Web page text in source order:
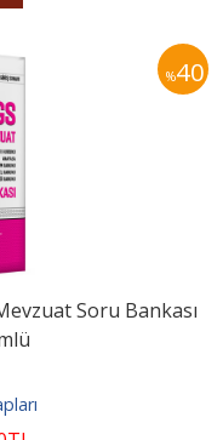
%40
Soru Bankası